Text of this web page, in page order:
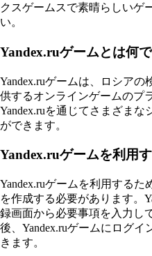
クスゲームスで素晴らしいゲ
い。
Yandex.ruゲームとは何
Yandex.ruゲームは、ロシアの
供するオンラインゲームのプ
Yandex.ruを通じてさまざま
ができます。
Yandex.ruゲームを利用
Yandex.ruゲームを利用するた
を作成する必要があります。
録画面から必要事項を入力し
後、Yandex.ruゲームにログ
きます。